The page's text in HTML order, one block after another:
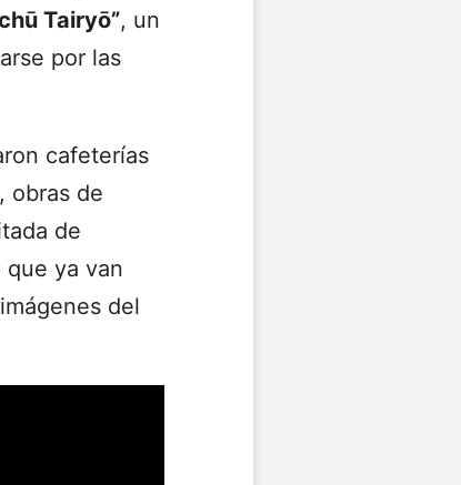
Tairyō”, un
por las
cafeterías
obras de
de
ya van
del